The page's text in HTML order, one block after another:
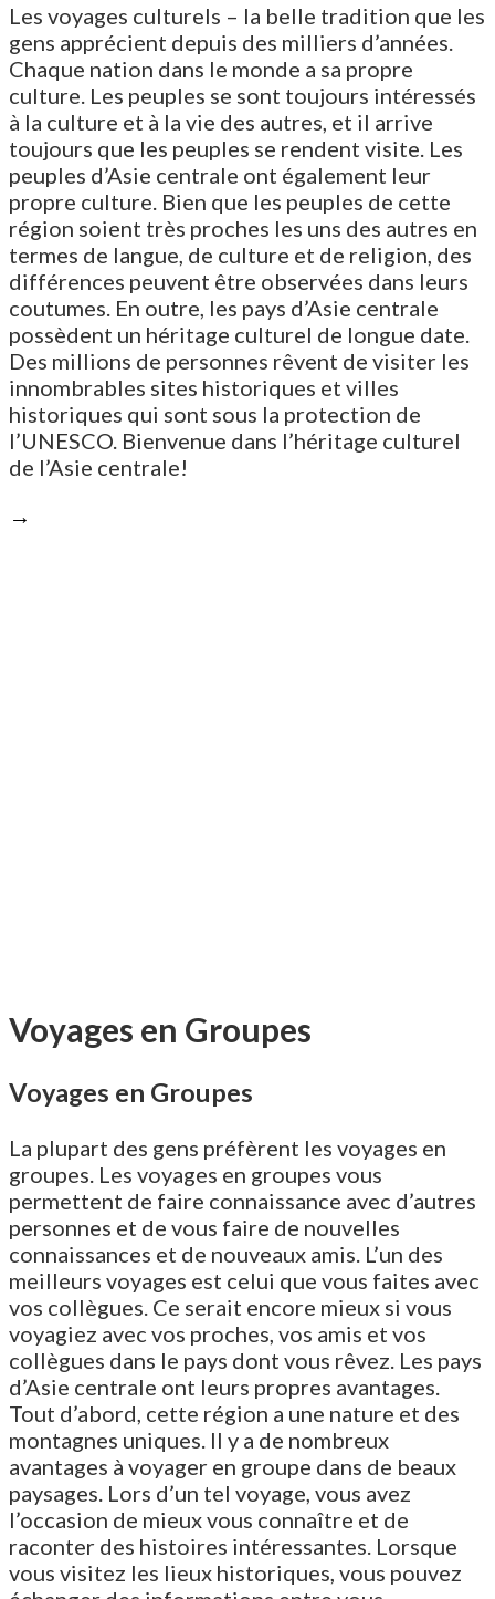
Les voyages culturels – la belle tradition que les
gens apprécient depuis des milliers d’années.
Chaque nation dans le monde a sa propre
culture. Les peuples se sont toujours intéressés
à la culture et à la vie des autres, et il arrive
toujours que les peuples se rendent visite. Les
peuples d’Asie centrale ont également leur
propre culture. Bien que les peuples de cette
région soient très proches les uns des autres en
termes de langue, de culture et de religion, des
différences peuvent être observées dans leurs
coutumes. En outre, les pays d’Asie centrale
possèdent un héritage culturel de longue date.
Des millions de personnes rêvent de visiter les
innombrables sites historiques et villes
historiques qui sont sous la protection de
l’UNESCO. Bienvenue dans l’héritage culturel
de l’Asie centrale!
→
Voyages en Groupes
Voyages en Groupes
La plupart des gens préfèrent les voyages en
groupes. Les voyages en groupes vous
permettent de faire connaissance avec d’autres
personnes et de vous faire de nouvelles
connaissances et de nouveaux amis. L’un des
meilleurs voyages est celui que vous faites avec
vos collègues. Ce serait encore mieux si vous
voyagiez avec vos proches, vos amis et vos
collègues dans le pays dont vous rêvez. Les pays
d’Asie centrale ont leurs propres avantages.
Tout d’abord, cette région a une nature et des
montagnes uniques. Il y a de nombreux
avantages à voyager en groupe dans de beaux
paysages. Lors d’un tel voyage, vous avez
l’occasion de mieux vous connaître et de
raconter des histoires intéressantes. Lorsque
vous visitez les lieux historiques, vous pouvez